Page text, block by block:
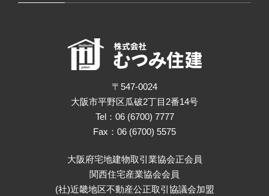
〒547-0024
大阪市平野区瓜破2丁目2番14号
Tel：06 (6700) 7777
Fax：06 (6700) 5575
大阪府宅地建物取引業協会正会員
関西住宅産業協会会員
(社)近畿地区不動産公正取引協議会加盟